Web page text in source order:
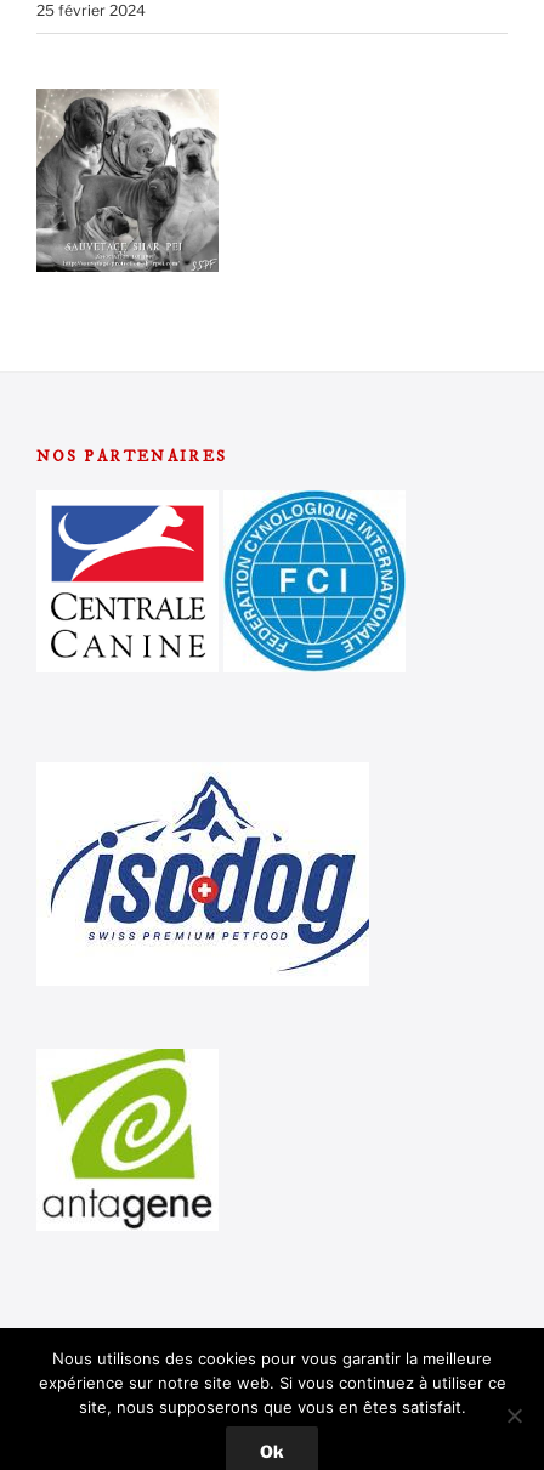
25 février 2024
NOS PARTENAIRES
Shar Pei Club de France © 2020 - Mentions Légales-
Politique de confidentialité
Nous utilisons des cookies pour vous garantir la meilleure
expérience sur notre site web. Si vous continuez à utiliser ce
site, nous supposerons que vous en êtes satisfait.
Ok